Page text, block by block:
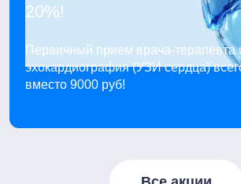
20%!
Первичный прием врача-терапевта
эхокардиография (УЗИ сердца)
вместо 9000 руб!